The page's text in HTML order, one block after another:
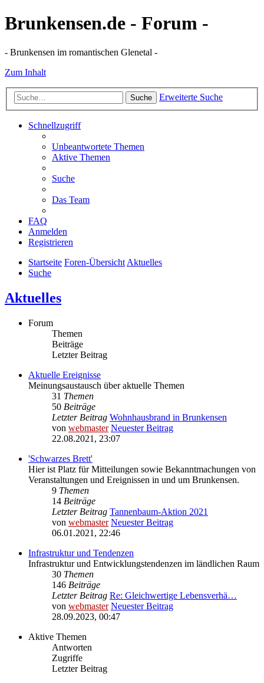
Brunkensen.de - Forum -
- Brunkensen im romantischen Glenetal -
Zum Inhalt
Suche Erweiterte Suche
Schnellzugriff
Unbeantwortete Themen
Aktive Themen
Suche
Das Team
FAQ
Anmelden
Registrieren
Startseite Foren-ÜbersichtAktuelles
Suche
Aktuelles
Forum
Themen
Beiträge
Letzter Beitrag
Aktuelle Ereignisse
Meinungsaustausch über aktuelle Themen
31 Themen
50 Beiträge
Letzter Beitrag Wohnhausbrand in Brunkensen
von webmaster Neuester Beitrag
22.08.2021, 23:07
'Schwarzes Brett'
Hier ist Platz für Mitteilungen sowie Bekanntmachungen von
Veranstaltungen und Ereignissen in und um Brunkensen.
9 Themen
14 Beiträge
Letzter Beitrag Tannenbaum-Aktion 2021
von webmaster Neuester Beitrag
06.01.2021, 22:46
Infrastruktur und Tendenzen
Infrastruktur und Entwicklungstendenzen im ländlichen Raum
30 Themen
146 Beiträge
Letzter Beitrag Re: Gleichwertige Lebensverhä…
von webmaster Neuester Beitrag
28.09.2023, 00:47
Aktive Themen
Antworten
Zugriffe
Letzter Beitrag